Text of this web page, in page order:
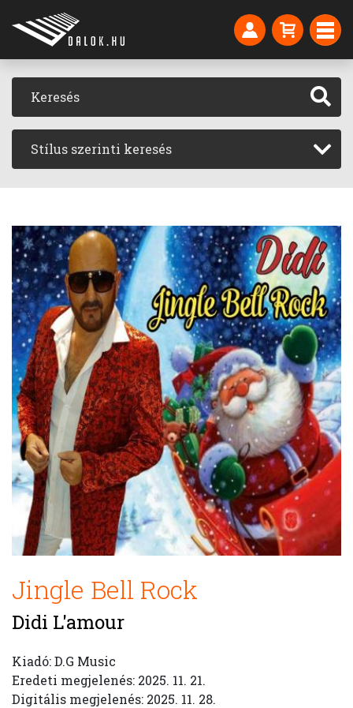
Stílus szerinti keresés
Jingle Bell Rock
Didi L'amour
Kiadó: D.G Music
Eredeti megjelenés: 2025. 11. 21.
Digitális megjelenés: 2025. 11. 28.